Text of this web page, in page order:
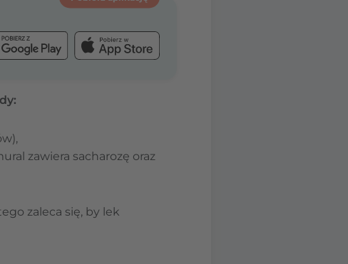
zawiera sacharozę oraz
zaleca się, by lek